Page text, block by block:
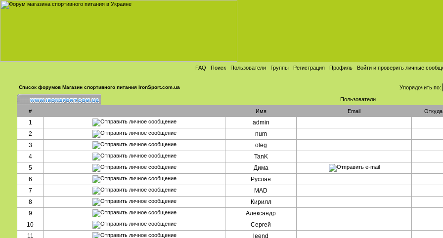
FAQ Поиск Пользователи Группы Регистрация Профиль Войти и проверить личные
Список форумов Магазин спортивного питания IronSport.com.ua
Упорядочить по:
Пользователи
#
Имя Email Откуда
1
admin
2
num
3
oleg
4
TanK
5
Дима
6
Руслан
7
MAD
8
Кирилл
9
Александр
10
Сергей
11
leend